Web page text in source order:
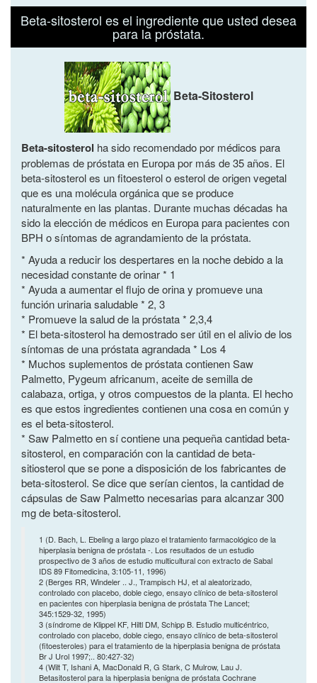
Beta-sitosterol es el ingrediente que usted desea
para la próstata.
Beta-Sitosterol
Beta-sitosterol ha sido recomendado por médicos para
problemas de próstata en Europa por más de 35 años. El
beta-sitosterol es un fitoesterol o esterol de origen vegetal
que es una molécula orgánica que se produce
naturalmente en las plantas. Durante muchas décadas ha
sido la elección de médicos en Europa para pacientes con
BPH o síntomas de agrandamiento de la próstata.
* Ayuda a reducir los despertares en la noche debido a la
necesidad constante de orinar * 1
* Ayuda a aumentar el flujo de orina y promueve una
función urinaria saludable * 2, 3
* Promueve la salud de la próstata * 2,3,4
* El beta-sitosterol ha demostrado ser útil en el alivio de los
síntomas de una próstata agrandada * Los 4
* Muchos suplementos de próstata contienen Saw
Palmetto, Pygeum africanum, aceite de semilla de
calabaza, ortiga, y otros compuestos de la planta. El hecho
es que estos ingredientes contienen una cosa en común y
es el beta-sitosterol.
* Saw Palmetto en sí contiene una pequeña cantidad beta-
sitosterol, en comparación con la cantidad de beta-
sitiosterol que se pone a disposición de los fabricantes de
beta-sitosterol. Se dice que serían cientos, la cantidad de
cápsulas de Saw Palmetto necesarias para alcanzar 300
mg de beta-sitosterol.
1 (D. Bach, L. Ebeling a largo plazo el tratamiento farmacológico de la
hiperplasia benigna de próstata -. Los resultados de un estudio
prospectivo de 3 años de estudio multicultural con extracto de Sabal
IDS 89 Fitomedicina, 3:105-11, 1996)
2 (Berges RR, Windeler .. J., Trampisch HJ, et al aleatorizado,
controlado con placebo, doble ciego, ensayo clínico de beta-sitosterol
en pacientes con hiperplasia benigna de próstata The Lancet;
345:1529-32, 1995)
3 (síndrome de Klippel KF, Hiltl DM, Schipp B. Estudio multicéntrico,
controlado con placebo, doble ciego, ensayo clínico de beta-sitosterol
(fitoesteroles) para el tratamiento de la hiperplasia benigna de próstata
Br J Urol 1997;.. 80:427-32)
4 (Wilt T, Ishani A, MacDonald R, G Stark, C Mulrow, Lau J.
Betasitosterol para la hiperplasia benigna de próstata Cochrane